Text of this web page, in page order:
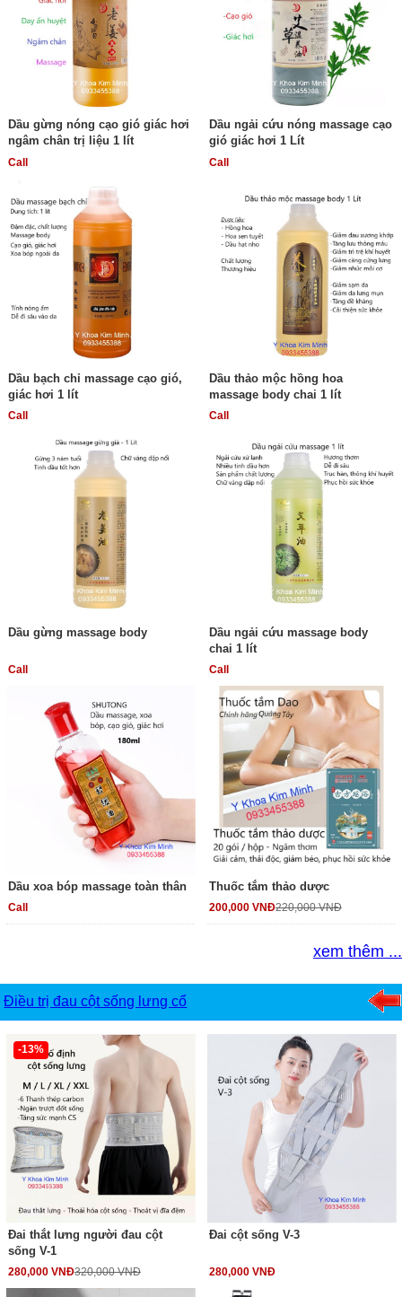
Dầu gừng nóng cạo gió giác hơi
ngâm chân trị liệu 1 lít
Call
Dầu ngải cứu nóng massage cạo
gió giác hơi 1 Lít
Call
Dầu bạch chỉ massage cạo gió,
giác hơi 1 lít
Call
Dầu thảo mộc hồng hoa
massage body chai 1 lít
Call
Dầu gừng massage body
Call
Dầu ngải cứu massage body
chai 1 lít
Call
Dầu xoa bóp massage toàn thân
Call
Thuốc tắm thảo dược
200,000 VNĐ220,000 VNĐ
xem thêm ...
Điều trị đau cột sống lưng cổ
-13%
Đai thắt lưng người đau cột
sống V-1
280,000 VNĐ320,000 VNĐ
Đai cột sống V-3
280,000 VNĐ